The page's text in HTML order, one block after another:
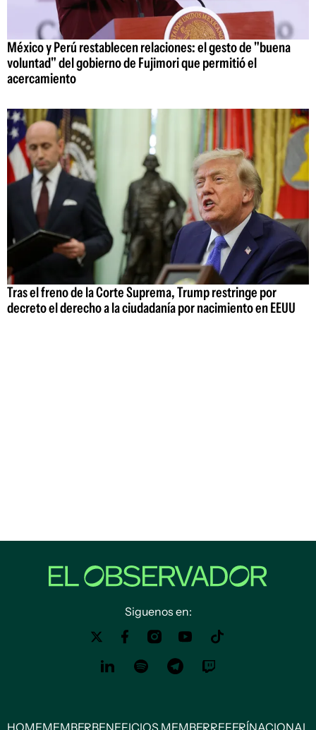
México y Perú restablecen relaciones: el gesto de "buena
voluntad" del gobierno de Fujimori que permitió el
acercamiento
Tras el freno de la Corte Suprema, Trump restringe por
decreto el derecho a la ciudadanía por nacimiento en EEUU
Siguenos en:
HOMEMEMBERBENEFICIOS MEMBERREFERÍNACIONAL